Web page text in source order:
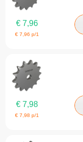
€ 7,96
€7,96 p/1
€ 7,98
€7,98 p/1